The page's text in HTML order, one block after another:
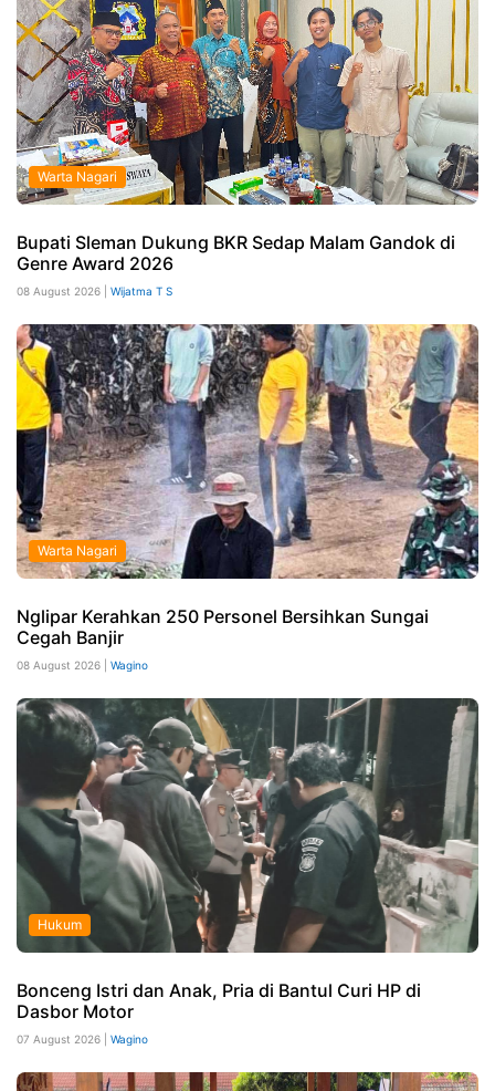
Warta Nagari
Bupati Sleman Dukung BKR Sedap Malam Gandok di
Genre Award 2026
08 August 2026 | Wijatma T S
Warta Nagari
Nglipar Kerahkan 250 Personel Bersihkan Sungai
Cegah Banjir
08 August 2026 | Wagino
Hukum
Bonceng Istri dan Anak, Pria di Bantul Curi HP di
Dasbor Motor
07 August 2026 | Wagino